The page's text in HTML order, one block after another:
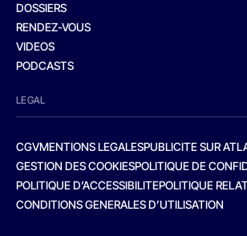
DOSSIERS
RENDEZ-VOUS
VIDEOS
PODCASTS
LEGAL
CGVMENTIONS LEGALESPUBLICITE SUR
GESTION DES COOKIESPOLITIQUE DE
POLITIQUE D’ACCESSIBILITEPOLITIQUE
CONDITIONS GENERALES D’UTILISATION